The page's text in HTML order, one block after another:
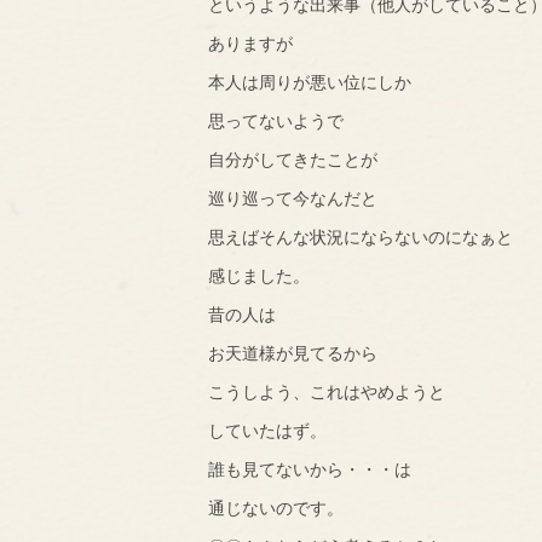
というような出来事（他人がしていること
ありますが
本人は周りが悪い位にしか
思ってないようで
自分がしてきたことが
巡り巡って今なんだと
思えばそんな状況にならないのになぁと
感じました。
昔の人は
お天道様が見てるから
こうしよう、これはやめようと
していたはず。
誰も見てないから・・・は
通じないのです。